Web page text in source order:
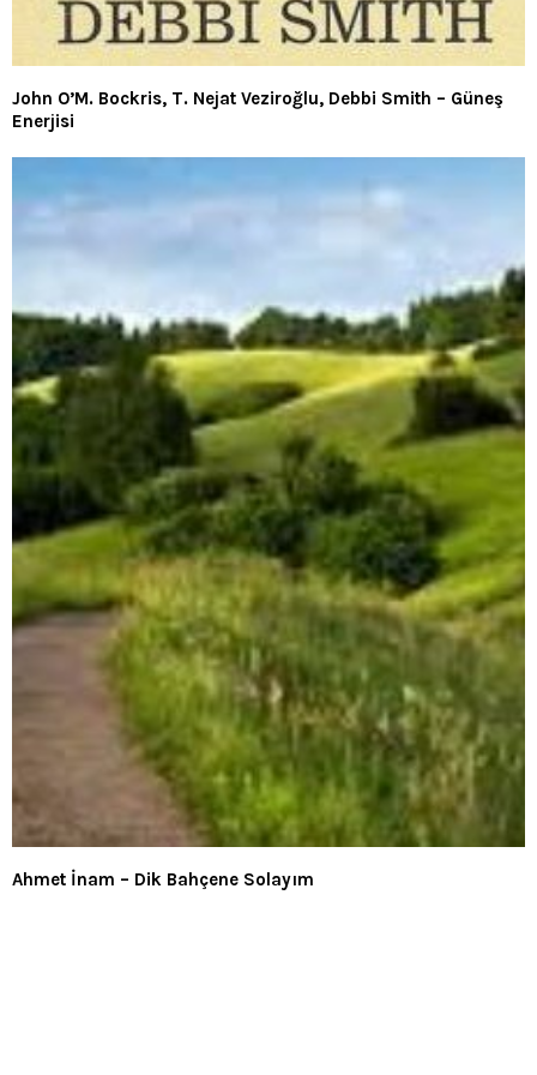
John O’M. Bockris, T. Nejat Veziroğlu, Debbi Smith – Güneş
Enerjisi
Ahmet İnam – Dik Bahçene Solayım